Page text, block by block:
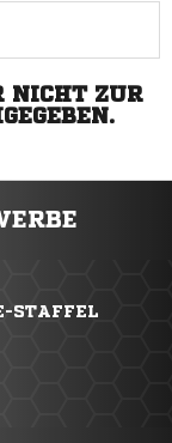
NICHT ZUR
STAFFEL